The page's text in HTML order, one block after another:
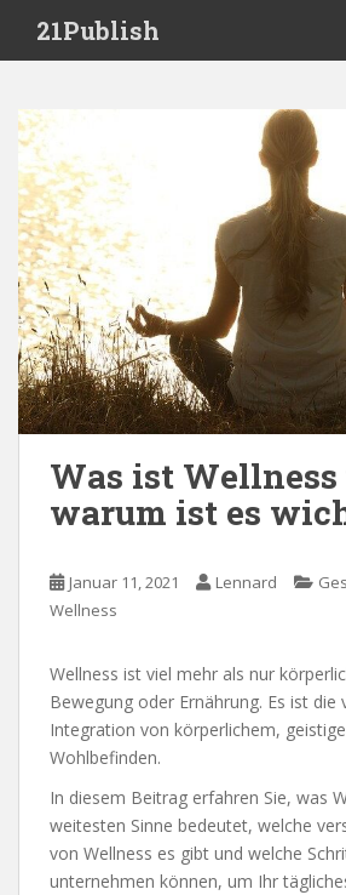
i
21Publish
Was ist Wellness
warum ist es
Januar 11, 2021 Lennard
Wellness
Wellness ist viel mehr als nur
Bewegung oder Ernährung. Es ist die
Integration von körperlichem,
Wohlbefinden.
In diesem Beitrag erfahren Sie, was
weitesten Sinne bedeutet, welche
von Wellness es gibt und welche
unternehmen können, um Ihr